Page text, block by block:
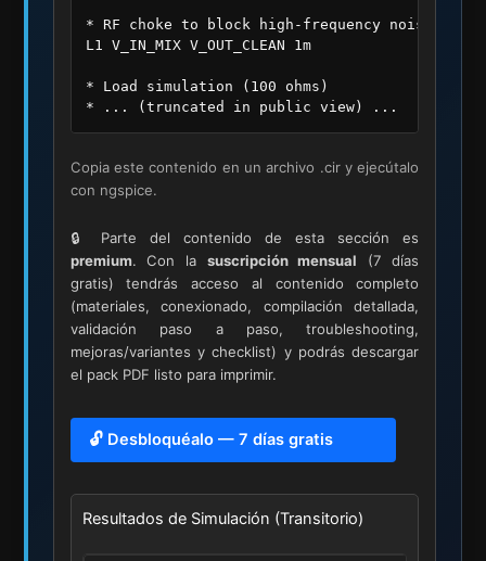
* RF choke to block high-frequency noise (1mH)
L1 V_IN_MIX V_OUT_CLEAN 1m
* Load simulation (100 ohms)
* ... (truncated in public view) ...
Copia este contenido en un archivo .cir y ejecútalo
con ngspice.
🔒 Parte del contenido de esta sección es
premium. Con la suscripción mensual (7 días
gratis) tendrás acceso al contenido completo
(materiales, conexionado, compilación detallada,
validación paso a paso, troubleshooting,
mejoras/variantes y checklist) y podrás descargar
el pack PDF listo para imprimir.
🔓 Desbloquéalo — 7 días gratis
Resultados de Simulación (Transitorio)